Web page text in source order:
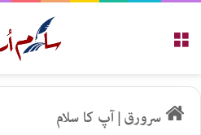
سرورق|آپ کا سلام